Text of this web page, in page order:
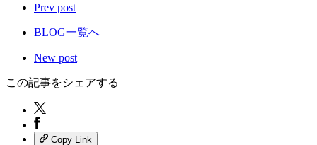
Prev post
BLOG一覧へ
New post
この記事をシェアする
Copy Link